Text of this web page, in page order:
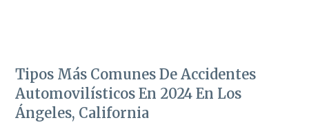
Tipos Más Comunes De Accidentes
Automovilísticos En 2024 En Los
Ángeles, California